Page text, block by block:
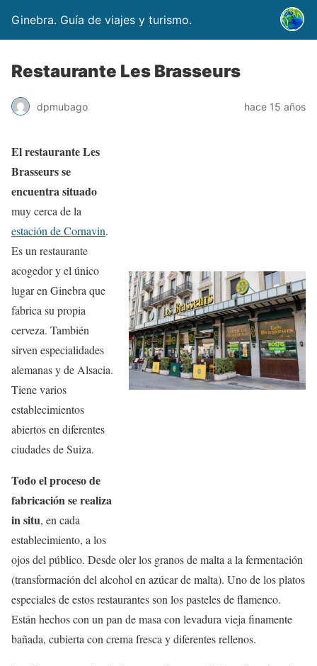
Ginebra. Guía de viajes y turismo.
Restaurante Les Brasseurs
dpmubago hace 15 años
El restaurante Les
Brasseurs se
encuentra situado
muy cerca de la
estación de Cornavin.
Es un restaurante
acogedor y el único
lugar en Ginebra que
fabrica su propia
cerveza. También
sirven especialidades
alemanas y de Alsacia.
Tiene varios
establecimientos
abiertos en diferentes
ciudades de Suiza.
Todo el proceso de
fabricación se realiza
in situ, en cada
establecimiento, a los
ojos del público. Desde oler los granos de malta a la fermentación
(transformación del alcohol en azúcar de malta). Uno de los platos
especiales de estos restaurantes son los pasteles de flamenco.
Están hechos con un pan de masa con levadura vieja finamente
bañada, cubierta con crema fresca y diferentes rellenos.